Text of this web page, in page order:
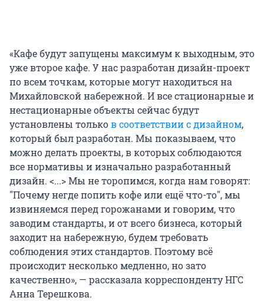
«Кафе будут запущены максимум к выходным, это
уже второе кафе. У нас разработан дизайн-проект
по всем точкам, которые могут находиться на
Михайловской набережной. И все стационарные и
нестационарные объекты сейчас будут
установлены тольков соответствии с дизайном,
который был разработан. Мы показываем, что
можно делать проекты, в которых соблюдаются
все нормативы и изначально разработанный
дизайн. <...> Мы не торопимся, когда нам говорят:
"Почему негде попить кофе или ещё что-то", мы
извиняемся перед горожанами и говорим, что
заводим стандарты, и от всего бизнеса, который
заходит на набережную, будем требовать
соблюдения этих стандартов. Поэтому всё
происходит несколько медленно, но зато
качественно», — рассказала корреспонденту НГС
Анна Терешкова.